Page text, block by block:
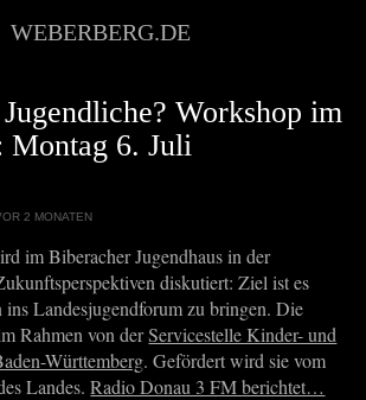
WEBERBERG.DE
Workshop im
Montag 6. Juli
2 MONATEN
im Biberacher Jugendhaus in der
diskutiert: Ziel ist es
ins Landesjugendforum zu bringen. Die
Rahmen von derServicestelle Kinder- und
Württemberg. Gefördert wird sie vom
Landes.Radio Donau 3 FM berichtet…